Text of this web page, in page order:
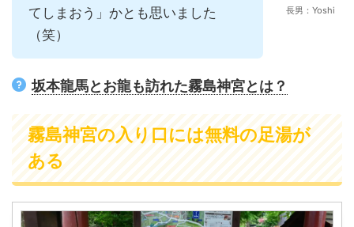
てしまおう」かとも思いました
（笑）
長男：Yoshi
坂本龍馬とお龍も訪れた霧島神宮とは？
霧島神宮の入り口には無料の足湯が
ある